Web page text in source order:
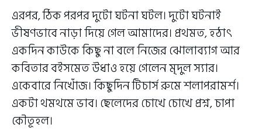
এরপর, ঠিক পরপর দুটো ঘটনা ঘটল। দুটো ঘটনাই
ভীষণভাবে নাড়া দিয়ে গেল আমাদের। প্রথমত, হঠাৎ
একদিন কাউকে কিছু না বলে নিজের ঝোলাব্যাগ আর
কবিতার বইসমেত উধাও হয়ে গেলেন মৃদুল স্যার।
একেবারে নিখোঁজ। কিছুদিন টিচার্স রুমে শলাপরামর্শ।
একটা থমথমে ভাব। ছেলেদের চোখে চোখে প্রশ্ন, চাপা
কৌতূহল।